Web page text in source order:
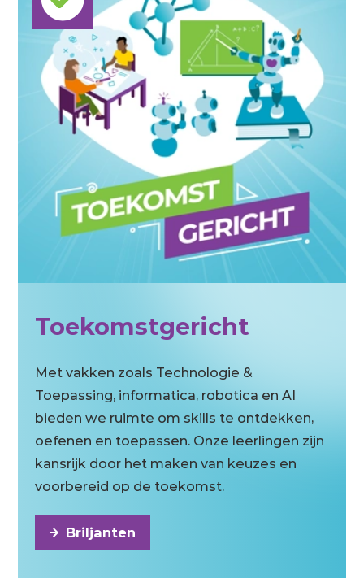
Toekomstgericht
Met vakken zoals Technologie &
Toepassing, informatica, robotica en AI
bieden we ruimte om skills te ontdekken,
oefenen en toepassen. Onze leerlingen zijn
kansrijk door het maken van keuzes en
voorbereid op de toekomst.
Briljanten